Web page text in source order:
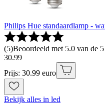
Philips Hue standaardlamp -
(5)Beoordeeld met 5.0 van de
30.99
Prijs: 30.99 euro
Bekijk alles in led